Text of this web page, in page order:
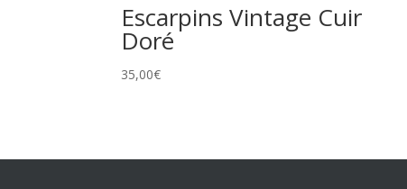
Escarpins Vintage Cuir
Doré
35,00€